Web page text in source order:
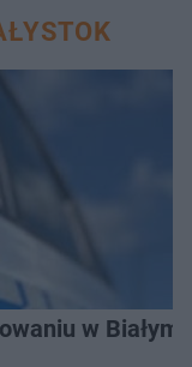
w